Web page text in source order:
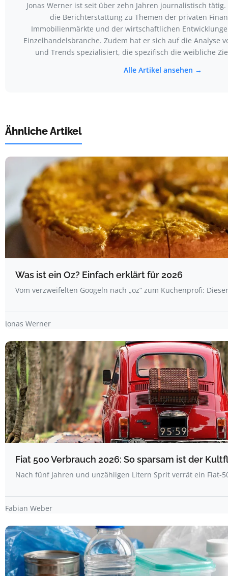
Jonas Werner ist seit über zehn Jahren journalistisch
die Berichterstattung zu Themen der privaten
Immobilienmärkte und der wirtschaftlichen
Einzelhandelsbranche. Zudem hat er sich auf die Analyse
und Trends spezialisiert, die spezifisch die weibliche
Alle Artikel ansehen →
Ähnliche Artikel
Was ist ein Oz? Einfach erklärt für 2026
Vom verzweifelten Googeln nach „oz“ zum Kuchenprofi:
Jonas Werner
Fiat 500 Verbrauch 2026: So sparsam ist der
Nach fünf Jahren und unzähligen Litern Sprit verrät ein Fiat-
Fabian Weber